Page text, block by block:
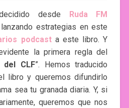
desde
Ruda FM
estrategias en este
podcast a este libro. Y
la primera regla del
del CLF”. Hemos traducido
libro y queremos difundirlo
sea tu granada diaria. Y, si
queremos que nos